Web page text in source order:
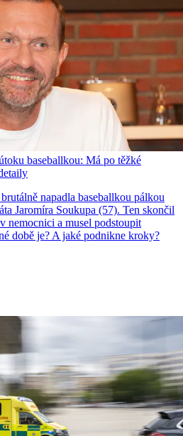
baseballkou: Má po těžké
napadla baseballkou pálkou
Jaromíra Soukupa (57). Ten skončil
nemocnici a musel podstoupit
době je? A jaké podnikne kroky?